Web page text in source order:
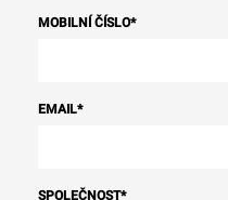
MOBILNÍ ČÍSLO*
EMAIL*
SPOLEČNOST*